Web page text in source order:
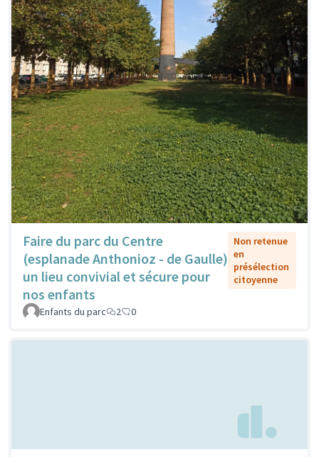
Faire du parc du Centre
(esplanade Anthonioz - de Gaulle)
un lieu convivial et sécure pour
nos enfants
Non retenue
en
présélection
citoyenne
Enfants du parc 2 0